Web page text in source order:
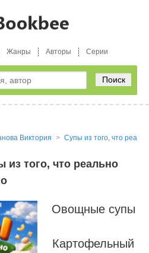
Жанры Авторы Серии
Поиск
Виктория Супы из того, что
из того, что реально
Овощные супы
Картофельный